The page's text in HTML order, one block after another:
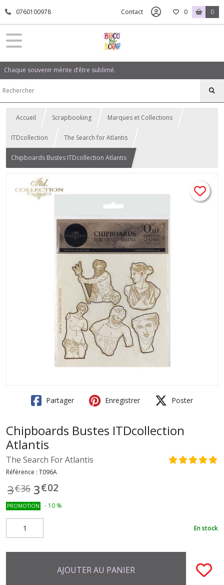
0760100978 Contact 0 0
Chaque souvenir mérite d’être sublimé.
Accueil Scrapbooking Marques et Collections
ITDcollection The Search for Atlantis
Chipboards Bustes ITDcollection Atlantis
Partager Enregistrer Poster
Chipboards Bustes ITDcollection
Atlantis
The Search For Atlantis
Référence : T096A
3€36 3€02
PROMOTION - 10 %
En stock
AJOUTER AU PANIER